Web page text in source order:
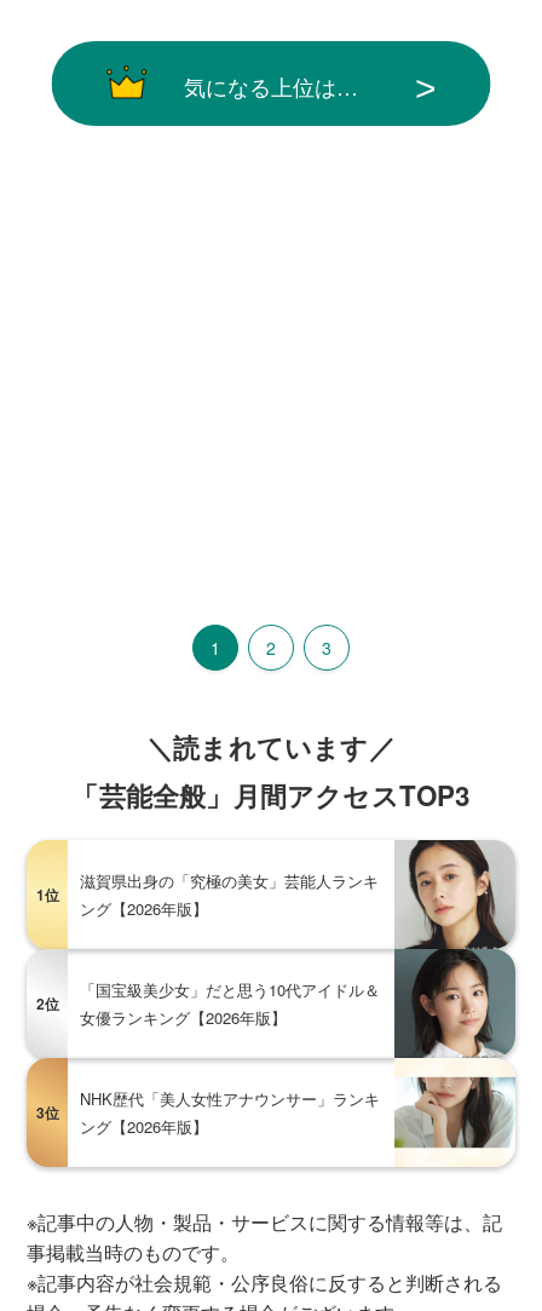
気になる上位は…
1 2 3
＼読まれています／
「芸能全般」月間アクセスTOP3
1位
滋賀県出身の「究極の美女」芸能人ランキ
ング【2026年版】
2位
「国宝級美少女」だと思う10代アイドル＆
女優ランキング【2026年版】
3位
NHK歴代「美人女性アナウンサー」ランキ
ング【2026年版】
※記事中の人物・製品・サービスに関する情報等は、記
事掲載当時のものです。
※記事内容が社会規範・公序良俗に反すると判断される